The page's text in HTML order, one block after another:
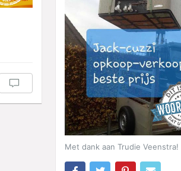
Met dank aan Trudie Veenstra!